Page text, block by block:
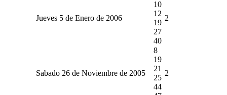
Jueves 5 de Enero de 2006
10
12
19
27
40
2
Sabado 26 de Noviembre de 2005
8
19
21
25
44
2